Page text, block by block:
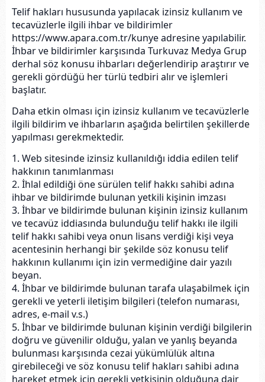
Telif hakları hususunda yapılacak izinsiz kullanım ve
tecavüzlerle ilgili ihbar ve bildirimler
https://www.apara.com.tr/kunye adresine yapılabilir.
İhbar ve bildirimler karşısında Turkuvaz Medya Grup
derhal söz konusu ihbarları değerlendirip araştırır ve
gerekli gördüğü her türlü tedbiri alır ve işlemleri
başlatır.
Daha etkin olması için izinsiz kullanım ve tecavüzlerle
ilgili bildirim ve ihbarların aşağıda belirtilen şekillerde
yapılması gerekmektedir.
1. Web sitesinde izinsiz kullanıldığı iddia edilen telif
hakkının tanımlanması
2. İhlal edildiği öne sürülen telif hakkı sahibi adına
ihbar ve bildirimde bulunan yetkili kişinin imzası
3. İhbar ve bildirimde bulunan kişinin izinsiz kullanım
ve tecavüz iddiasında bulunduğu telif hakkı ile ilgili
telif hakkı sahibi veya onun lisans verdiği kişi veya
acentesinin herhangi bir şekilde söz konusu telif
hakkının kullanımı için izin vermediğine dair yazılı
beyan.
4. İhbar ve bildirimde bulunan tarafa ulaşabilmek için
gerekli ve yeterli iletişim bilgileri (telefon numarası,
adres, e-mail v.s.)
5. İhbar ve bildirimde bulunan kişinin verdiği bilgilerin
doğru ve güvenilir olduğu, yalan ve yanlış beyanda
bulunması karşısında cezai yükümlülük altına
girebileceği ve söz konusu telif hakları sahibi adına
hareket etmek için gerekli yetkisinin olduğuna dair